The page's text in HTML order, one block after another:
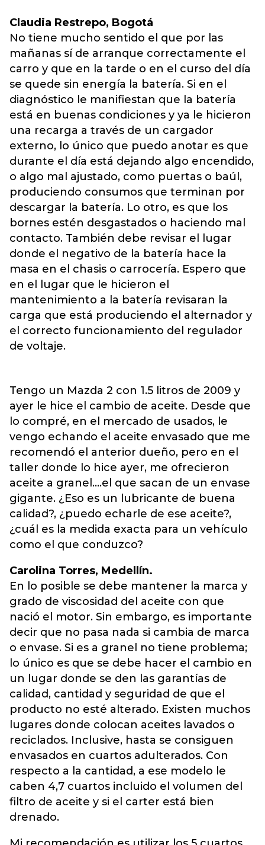
Claudia Restrepo, Bogotá
No tiene mucho sentido el que por las
mañanas sí de arranque correctamente el
carro y que en la tarde o en el curso del día
se quede sin energía la batería. Si en el
diagnóstico le manifiestan que la batería
está en buenas condiciones y ya le hicieron
una recarga a través de un cargador
externo, lo único que puedo anotar es que
durante el día está dejando algo encendido,
o algo mal ajustado, como puertas o baúl,
produciendo consumos que terminan por
descargar la batería. Lo otro, es que los
bornes estén desgastados o haciendo mal
contacto. También debe revisar el lugar
donde el negativo de la batería hace la
masa en el chasis o carrocería. Espero que
en el lugar que le hicieron el
mantenimiento a la batería revisaran la
carga que está produciendo el alternador y
el correcto funcionamiento del regulador
de voltaje.
Tengo un Mazda 2 con 1.5 litros de 2009 y
ayer le hice el cambio de aceite. Desde que
lo compré, en el mercado de usados, le
vengo echando el aceite envasado que me
recomendó el anterior dueño, pero en el
taller donde lo hice ayer, me ofrecieron
aceite a granel....el que sacan de un envase
gigante. ¿Eso es un lubricante de buena
calidad?, ¿puedo echarle de ese aceite?,
¿cuál es la medida exacta para un vehículo
como el que conduzco?
Carolina Torres, Medellín.
En lo posible se debe mantener la marca y
grado de viscosidad del aceite con que
nació el motor. Sin embargo, es importante
decir que no pasa nada si cambia de marca
o envase. Si es a granel no tiene problema;
lo único es que se debe hacer el cambio en
un lugar donde se den las garantías de
calidad, cantidad y seguridad de que el
producto no esté alterado. Existen muchos
lugares donde colocan aceites lavados o
reciclados. Inclusive, hasta se consiguen
envasados en cuartos adulterados. Con
respecto a la cantidad, a ese modelo le
caben 4,7 cuartos incluido el volumen del
filtro de aceite y si el carter está bien
drenado.